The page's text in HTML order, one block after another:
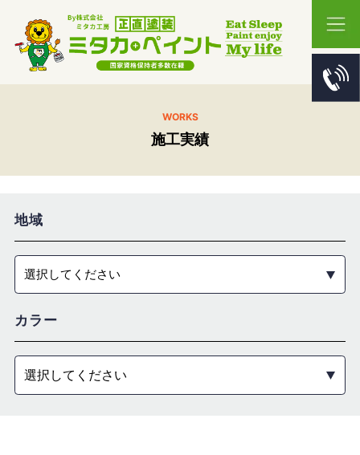
WORKS
施工実績
地域
選択してください
カラー
選択してください